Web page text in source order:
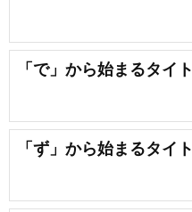
「で」から始まるタイ
「ず」から始まるタイ